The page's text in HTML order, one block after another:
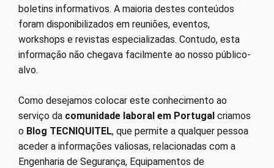
boletins informativos. A maioria destes conteúdos
foram disponibilizados em reuniões, eventos,
workshops e revistas especializadas. Contudo, esta
informação não chegava facilmente ao nosso público-
alvo.
Como desejamos colocar este conhecimento ao
serviço da comunidade laboral em Portugal criamos
o Blog TECNIQUITEL, que permite a qualquer pessoa
aceder a informações valiosas, relacionadas com a
Engenharia de Segurança, Equipamentos de